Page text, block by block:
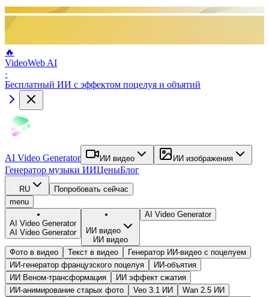
🔥
VideoWeb AI
·
Бесплатный ИИ с эффектом поцелуя и объятий
AI Video Generator ИИ видео ИИ изображения
Генератор музыки ИИЦеныБлог
RU
Попробовать сейчас
menu
AI Video Generator
AI Video Generator
ИИ видео
ИИ видео
AI Video Generator
Фото в видео Текст в видео
Генератор ИИ-видео с поцелуем
ИИ-генератор французского поцелуя
ИИ-объятия
ИИ Веном-трансформация
ИИ эффект сжатия
ИИ-анимирование старых фото
Veo 3.1 ИИ
Wan 2.5 ИИ